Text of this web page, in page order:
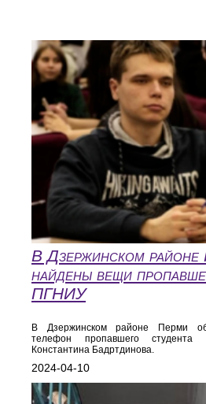
В Дзержинском районе
найдены вещи
ПГНИУ
В Дзержинском районе Перми
телефон пропавшего студента
Константина Бадртдинова.
2024-04-10